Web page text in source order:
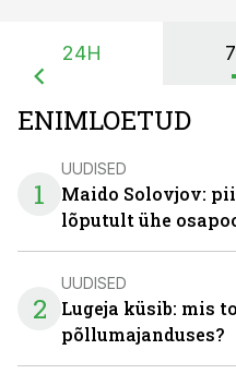
24H
ENIMLOETUD
1
UUDISED
Maido Solovjov:
lõputult ühe
2
UUDISED
Lugeja küsib: mis
põllumajanduses?